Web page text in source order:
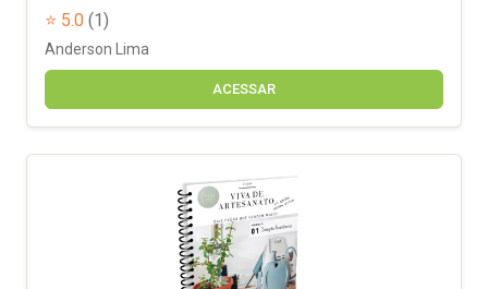
⭐ 5.0 (1)
Anderson Lima
ACESSAR